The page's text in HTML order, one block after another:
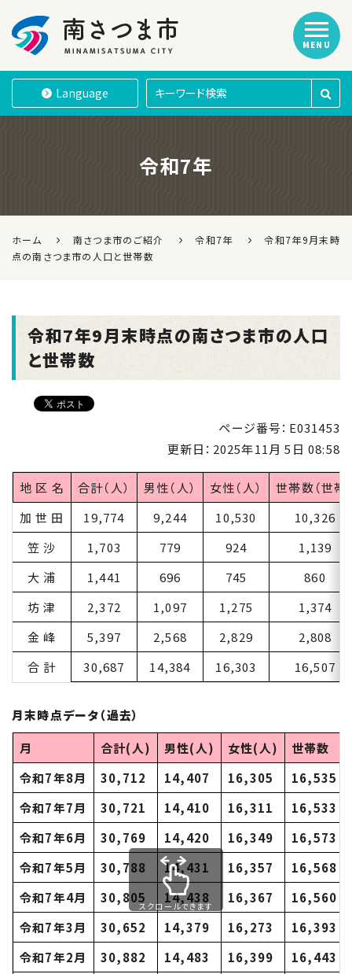
南さつま市
Language
MENU
令和7年
ホーム 南さつま市のご紹介 令和7年
令和7年9月末時
点の南さつま市の人口と世帯数
令和7年9月末時点の南さつま市の人口
と世帯数
ページ番号：E031453
更新日： 2025年11月 5日 08:58
地 区 名 合計（人） 男性（人） 女性（人）
世帯数（世帯
加 世 田
19,774 9,244 10,530
10,326
笠 沙
1,703 779 924
1,139
大 浦
1,441 696 745
860
坊 津
2,372 1,097 1,275
1,374
金 峰
5,397 2,568 2,829
2,808
合 計
30,687 14,384 16,303 16,507
月末時点データ（過去）
月
合計(人) 男性(人) 女性(人)
世帯数
令和7年8月
30,712 14,407 16,305
16,535
令和7年7月
30,721 14,410 16,311
16,533
令和7年6月
30,769 14,420 16,349
16,573
令和7年5月
30,788 14,431 16,357
16,568
令和7年4月
30,805 14,438 16,367
16,560
令和7年3月
30,652 14,379 16,273
16,393
令和7年2月
30,882 14,483 16,399
16,443
スクロールできます